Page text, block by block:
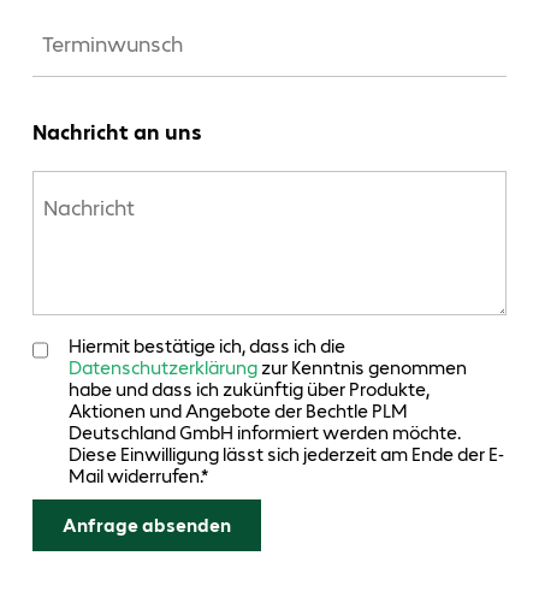
Nachricht an uns
Hiermit bestätige ich, dass ich die
Datenschutzerklärungzur Kenntnis genommen
habe und dass ich zukünftig über Produkte,
Aktionen und Angebote der Bechtle PLM
Deutschland GmbH informiert werden möchte.
Diese Einwilligung lässt sich jederzeit am Ende der E-
Mail widerrufen.*